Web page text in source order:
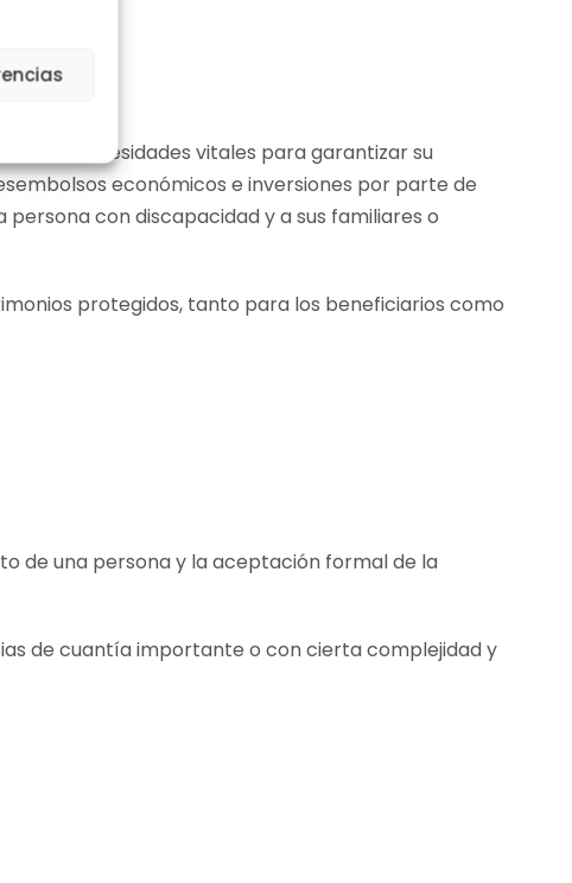
sus necesidades vitales para garantizar su
económicos e inversiones por parte de
con discapacidad y a sus familiares o
protegidos, tanto para los beneficiarios como
de una persona y la aceptación formal de la
de cuantía importante o con cierta complejidad y